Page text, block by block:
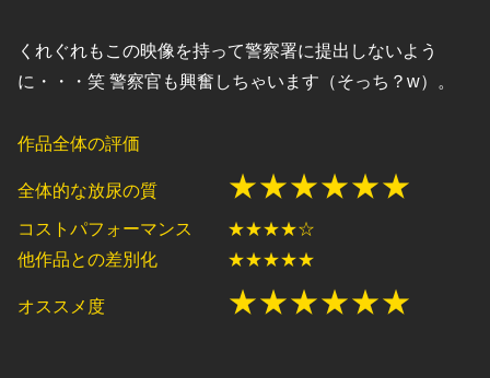
くれぐれもこの映像を持って警察署に提出しないよう
に・・・笑 警察官も興奮しちゃいます（そっち？w）。
作品全体の評価
全体的な放尿の質 ★★★★★★
コストパフォーマンス ★★★★☆
他作品との差別化 ★★★★★
オススメ度 ★★★★★★